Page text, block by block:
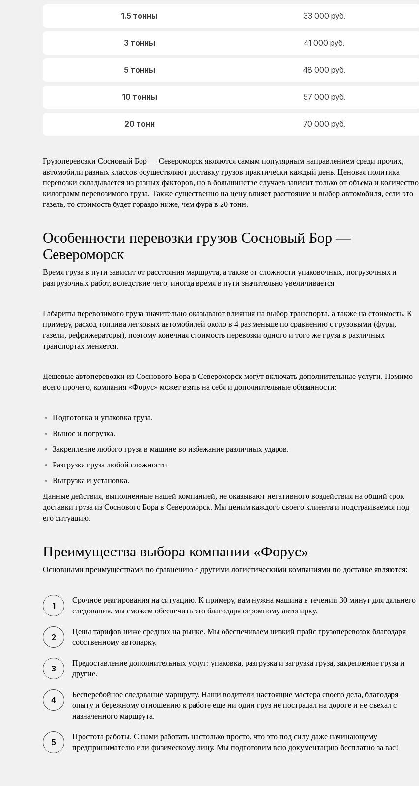
1.5 тонны 33 000 руб.
3 тонны 41 000 руб.
5 тонны 48 000 руб.
10 тонны 57 000 руб.
20 тонн 70 000 руб.
Грузоперевозки Сосновый Бор — Североморск являются самым популярным направлением среди прочих,
автомобили разных классов осуществляют доставку грузов практически каждый день. Ценовая политика
перевозки складывается из разных факторов, но в большинстве случаев зависит только от объема и количество
килограмм перевозимого груза. Также существенно на цену влияет расстояние и выбор автомобиля, если это
газель, то стоимость будет гораздо ниже, чем фура в 20 тонн.
Особенности перевозки грузов Сосновый Бор —
Североморск
Время груза в пути зависит от расстояния маршрута, а также от сложности упаковочных, погрузочных и
разгрузочных работ, вследствие чего, иногда время в пути значительно увеличивается.
Габариты перевозимого груза значительно оказывают влияния на выбор транспорта, а также на стоимость. К
примеру, расход топлива легковых автомобилей около в 4 раз меньше по сравнению с грузовыми (фуры,
газели, рефрижераторы), поэтому конечная стоимость перевозки одного и того же груза в различных
транспортах меняется.
Дешевые автоперевозки из Соснового Бора в Североморск могут включать дополнительные услуги. Помимо
всего прочего, компания «Форус» может взять на себя и дополнительные обязанности:
Подготовка и упаковка груза.
Вынос и погрузка.
Закрепление любого груза в машине во избежание различных ударов.
Разгрузка груза любой сложности.
Выгрузка и установка.
Данные действия, выполненные нашей компанией, не оказывают негативного воздействия на общий срок
доставки груза из Соснового Бора в Североморск. Мы ценим каждого своего клиента и подстраиваемся под
его ситуацию.
Преимущества выбора компании «Форус»
Основными преимуществами по сравнению с другими логистическими компаниями по доставке являются:
Срочное реагирования на ситуацию. К примеру, вам нужна машина в течении 30 минут для дальнего
следования, мы сможем обеспечить это благодаря огромному автопарку.
Цены тарифов ниже средних на рынке. Мы обеспечиваем низкий прайс грузоперевозок благодаря
собственному автопарку.
Предоставление дополнительных услуг: упаковка, разгрузка и загрузка груза, закрепление груза и
другие.
Бесперебойное следование маршруту. Наши водители настоящие мастера своего дела, благодаря
опыту и бережному отношению к работе еще ни один груз не пострадал на дороге и не съехал с
назначенного маршрута.
Простота работы. С нами работать настолько просто, что это под силу даже начинающему
предпринимателю или физическому лицу. Мы подготовим всю документацию бесплатно за вас!